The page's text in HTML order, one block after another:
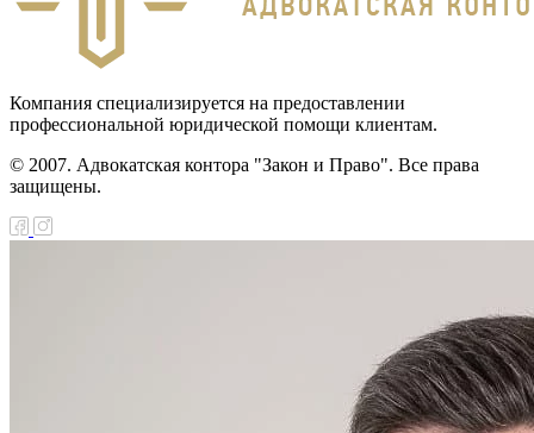
Компания специализируется на предоставлении
профессиональной юридической помощи клиентам.
© 2007. Адвокатская контора "Закон и Право". Все права
защищены.